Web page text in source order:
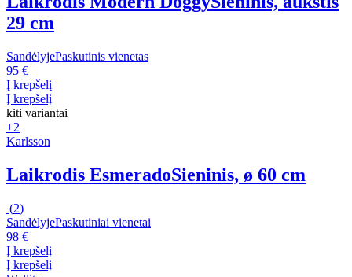
29 cm
SandėlyjePaskutinis vienetas
95 €
Į krepšelį
Į krepšelį
kiti variantai
+2
Karlsson
Laikrodis EsmeradoSieninis, ø 60 cm
(2)
SandėlyjePaskutiniai vienetai
98 €
Į krepšelį
Į krepšelį